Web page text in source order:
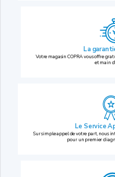
La
Votre magasin COPRA vous offre
et main
Le Service
Sur simple appel de votre part, nous
pour un premier